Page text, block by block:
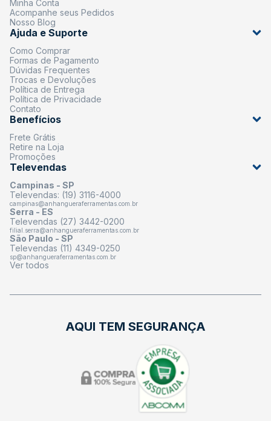
Minha Conta
Acompanhe seus Pedidos
Nosso Blog
Ajuda e Suporte
Como Comprar
Formas de Pagamento
Dúvidas Frequentes
Trocas e Devoluções
Política de Entrega
Política de Privacidade
Contato
Benefícios
Frete Grátis
Retire na Loja
Promoções
Televendas
Campinas - SP
Televendas: (19) 3116-4000
campinas@anhangueraferramentas.com.br
Serra - ES
Televendas (27) 3442-0200
filial.serra@anhangueraferramentas.com.br
São Paulo - SP
Televendas (11) 4349-0250
sp@anhangueraferramentas.com.br
Ver todos
AQUI TEM SEGURANÇA